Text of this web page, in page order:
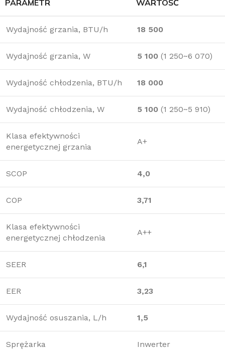
PARAMETR WARTOŚĆ
Wydajność grzania, BTU/h 18 500
Wydajność grzania, W 5 100 (1 250~6 070)
Wydajność chłodzenia, BTU/h 18 000
Wydajność chłodzenia, W 5 100 (1 250~5 910)
Klasa efektywności
energetycznej grzania
A+
SCOP 4,0
COP 3,71
Klasa efektywności
energetycznej chłodzenia
A++
SEER 6,1
EER 3,23
Wydajność osuszania, L/h 1,5
Sprężarka Inwerter